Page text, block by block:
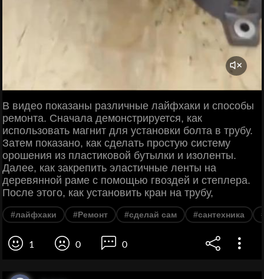
В видео показаны различные лайфхаки и способы
ремонта. Сначала демонстрируется, как
использовать магнит для установки болта в трубу.
Затем показано, как сделать простую систему
орошения из пластиковой бутылки и изоленты.
Далее, как закрепить эластичные ленты на
деревянной раме с помощью гвоздей и степлера.
После этого, как установить кран на трубу,
#лайфхаки #Ремонт #сделай сам #сантехника
1 0 0